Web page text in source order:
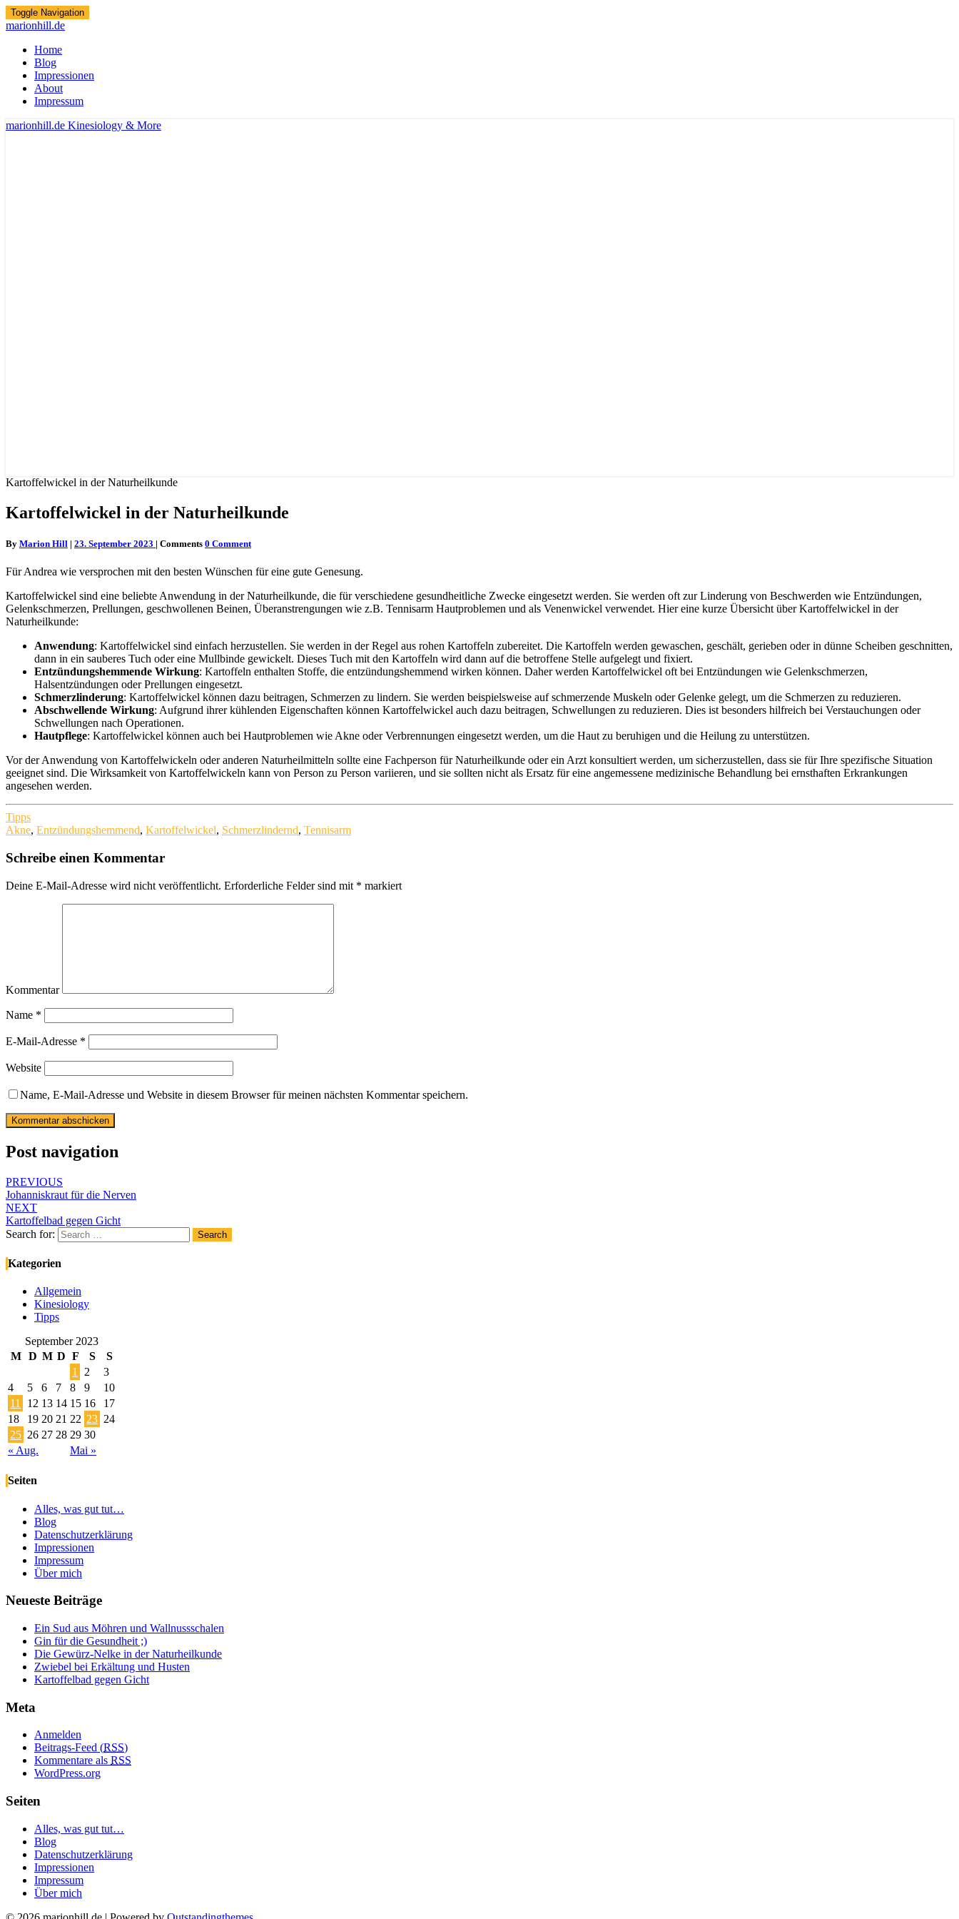
Toggle Navigation
marionhill.de
Home
Blog
Impressionen
About
Impressum
marionhill.de Kinesiology & More
Kartoffelwickel in der Naturheilkunde
Kartoffelwickel in der Naturheilkunde
By Marion Hill | 23. September 2023 | Comments 0 Comment
Für Andrea wie versprochen mit den besten Wünschen für eine gute Genesung.
Kartoffelwickel sind eine beliebte Anwendung in der Naturheilkunde, die für verschiedene gesundheitliche Zwecke eingesetzt werden. Sie werden oft zur Linderung von Beschwerden wie Entzündungen,
Gelenkschmerzen, Prellungen, geschwollenen Beinen, Überanstrengungen wie z.B. Tennisarm Hautproblemen und als Venenwickel verwendet. Hier eine kurze Übersicht über Kartoffelwickel in der
Naturheilkunde:
Anwendung: Kartoffelwickel sind einfach herzustellen. Sie werden in der Regel aus rohen Kartoffeln zubereitet. Die Kartoffeln werden gewaschen, geschält, gerieben oder in dünne Scheiben geschnitten,
dann in ein sauberes Tuch oder eine Mullbinde gewickelt. Dieses Tuch mit den Kartoffeln wird dann auf die betroffene Stelle aufgelegt und fixiert.
Entzündungshemmende Wirkung: Kartoffeln enthalten Stoffe, die entzündungshemmend wirken können. Daher werden Kartoffelwickel oft bei Entzündungen wie Gelenkschmerzen,
Halsentzündungen oder Prellungen eingesetzt.
Schmerzlinderung: Kartoffelwickel können dazu beitragen, Schmerzen zu lindern. Sie werden beispielsweise auf schmerzende Muskeln oder Gelenke gelegt, um die Schmerzen zu reduzieren.
Abschwellende Wirkung: Aufgrund ihrer kühlenden Eigenschaften können Kartoffelwickel auch dazu beitragen, Schwellungen zu reduzieren. Dies ist besonders hilfreich bei Verstauchungen oder
Schwellungen nach Operationen.
Hautpflege: Kartoffelwickel können auch bei Hautproblemen wie Akne oder Verbrennungen eingesetzt werden, um die Haut zu beruhigen und die Heilung zu unterstützen.
Vor der Anwendung von Kartoffelwickeln oder anderen Naturheilmitteln sollte eine Fachperson für Naturheilkunde oder ein Arzt konsultiert werden, um sicherzustellen, dass sie für Ihre spezifische Situation
geeignet sind. Die Wirksamkeit von Kartoffelwickeln kann von Person zu Person variieren, und sie sollten nicht als Ersatz für eine angemessene medizinische Behandlung bei ernsthaften Erkrankungen
angesehen werden.
Tipps
Akne, Entzündungshemmend, Kartoffelwickel, Schmerzlindernd, Tennisarm
Schreibe einen Kommentar
Deine E-Mail-Adresse wird nicht veröffentlicht. Erforderliche Felder sind mit * markiert
Kommentar
Name *
E-Mail-Adresse *
Website
Name, E-Mail-Adresse und Website in diesem Browser für meinen nächsten Kommentar speichern.
Post navigation
PREVIOUS
Johanniskraut für die Nerven
NEXT
Kartoffelbad gegen Gicht
Search for:
Search
Kategorien
Allgemein
Kinesiology
Tipps
September 2023
M D M D F S S
« Aug. Mai »
1 2
3
4
5 6 7 8 9
10
11
12 13 14 15 16
17
18
19 20 21 22 23 24
25 26 27 28 29 30
Seiten
Alles, was gut tut…
Blog
Datenschutzerklärung
Impressionen
Impressum
Über mich
Neueste Beiträge
Ein Sud aus Möhren und Wallnussschalen
Gin für die Gesundheit ;)
Die Gewürz-Nelke in der Naturheilkunde
Zwiebel bei Erkältung und Husten
Kartoffelbad gegen Gicht
Meta
Anmelden
Beitrags-Feed (RSS)
Kommentare als RSS
WordPress.org
Seiten
Alles, was gut tut…
Blog
Datenschutzerklärung
Impressionen
Impressum
Über mich